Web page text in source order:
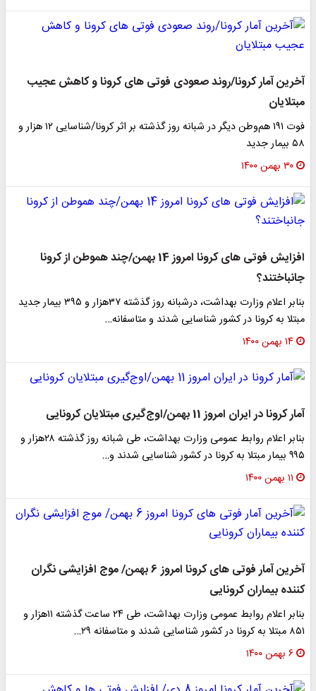
آخرین آمار کرونا/روند صعودی فوتی های کرونا و کاهش عجیب
مبتلایان
فوت ۱۹۱ هم‌وطن دیگر در شبانه روز گذشته بر اثر کرونا/شناسایی ۱۲ هزار و
۵۸ بیمار جدید
۳۰ بهمن ۱۴۰۰
افزایش فوتی های کرونا امروز 14 بهمن/چند هموطن از کرونا
جانباختند؟
بنابر اعلام وزارت بهداشت، درشبانه روز گذشته ۳۷هزار و ۳۹۵ بیمار جدید
مبتلا به کرونا در کشور شناسایی شدند و متاسفانه…
۱۴ بهمن ۱۴۰۰
آمار کرونا در ایران امروز 11 بهمن/اوج‌گیری مبتلایان کرونایی
بنابر اعلام روابط عمومی وزارت بهداشت، طی شبانه روز گذشته ۲۸هزار و
۹۹۵ بیمار مبتلا به کرونا در کشور شناسایی شدند و…
۱۱ بهمن ۱۴۰۰
آخرین آمار فوتی های کرونا امروز 6 بهمن/ موج افزایشی نگران
کننده بیماران کرونایی
بنابر اعلام روابط عمومی وزارت بهداشت، طی ۲۴ ساعت گذشته ۱۱هزار و
۸۵۱ مبتلا به کرونا در کشور شناسایی شدند و متاسفانه ۲۹…
۶ بهمن ۱۴۰۰